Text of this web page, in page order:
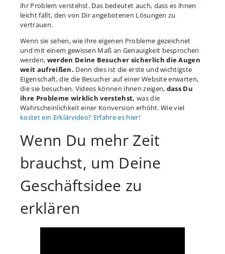
ihr Problem verstehst. Das bedeutet auch, dass es ihnen
leicht fällt, den von Dir angebotenen Lösungen zu
vertrauen.
Wenn sie sehen, wie ihre eigenen Probleme gezeichnet
und mit einem gewissen Maß an Genauigkeit besprochen
werden, werden Deine Besucher sicherlich die Augen
weit aufreißen. Denn dies ist die erste und wichtigste
Eigenschaft, die die Besucher auf einer Website erwarten,
die sie besuchen. Videos können ihnen zeigen, dass Du
ihre Probleme wirklich verstehst, was die
Wahrscheinlichkeit einer Konversion erhöht. Wie viel
kostet ein Erklärvideo? Erfahre es hier!
Wenn Du mehr Zeit
brauchst, um Deine
Geschäftsidee zu
erklären